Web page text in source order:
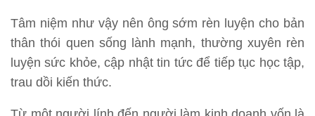
Tâm niệm như vậy nên ông sớm rèn luyện cho bản
thân thói quen sống lành mạnh, thường xuyên rèn
luyện sức khỏe, cập nhật tin tức để tiếp tục học tập,
trau dồi kiến thức.